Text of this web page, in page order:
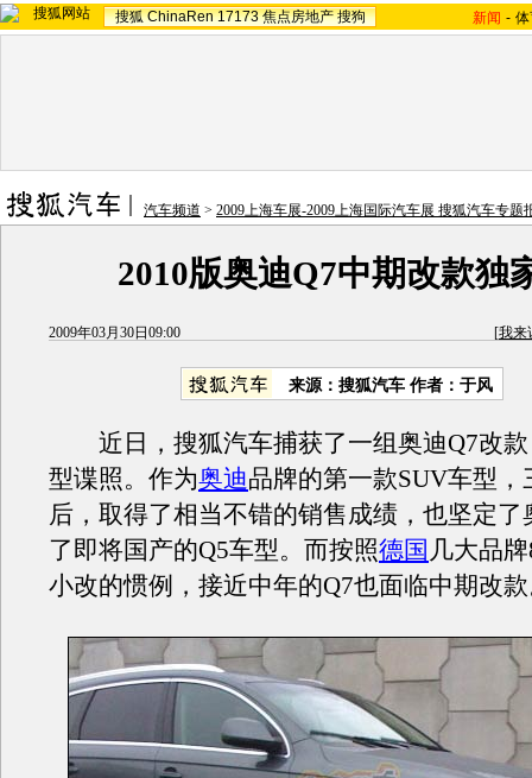
搜狐 ChinaRen 17173 焦点房地产 搜狗 新闻 -
汽车频道 > 2009上海车展-2009上海国际汽车展 搜狐汽车专题
2010版奥迪Q7中期改款独
2009年03月30日09:00 [我来
来源：搜狐汽车 作者：于风
近日，搜狐汽车捕获了一组奥迪Q7改款
型谍照。作为奥迪品牌的第一款SUV车型，
后，取得了相当不错的销售成绩，也坚定了
了即将国产的Q5车型。而按照德国 几大品
小改的惯例，接近中年的Q7也面临中期改